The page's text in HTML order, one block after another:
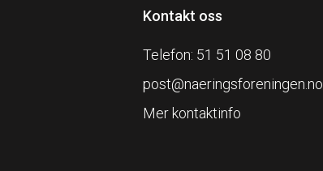
Kontakt oss
Telefon: 51 51 08 80
post@naeringsforeningen.no
Mer kontaktinfo